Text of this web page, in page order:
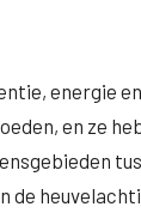
energie
en ze
de